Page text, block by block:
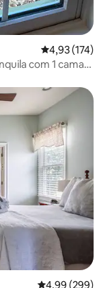
4,93 de uma
4,93 (174)
com 1 cama
4,99 de uma
4,99 (299)